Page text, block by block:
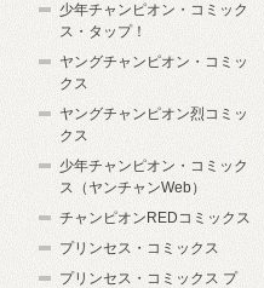
少年チャンピオン・コミック
ス・タップ！
ヤングチャンピオン・コミッ
クス
ヤングチャンピオン烈コミッ
クス
少年チャンピオン・コミック
ス（ヤンチャンWeb）
チャンピオンREDコミックス
プリンセス・コミックス
プリンセス・コミックス プ